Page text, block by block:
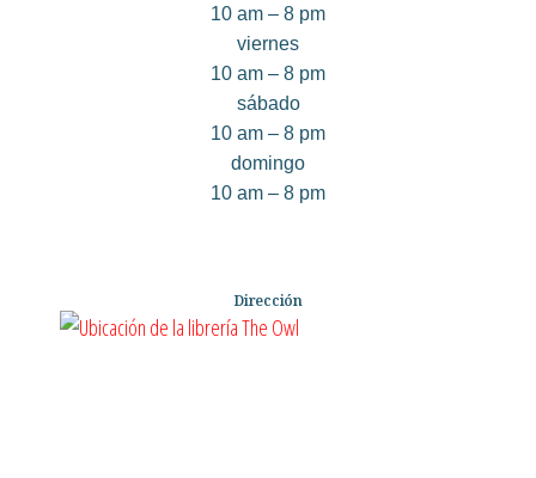
10 am – 8 pm
viernes
10 am – 8 pm
sábado
10 am – 8 pm
domingo
10 am – 8 pm
Dirección